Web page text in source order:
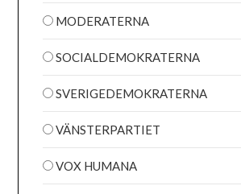
MODERATERNA
SOCIALDEMOKRATERNA
SVERIGEDEMOKRATERNA
VÄNSTERPARTIET
VOX HUMANA